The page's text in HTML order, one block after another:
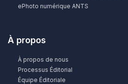
ePhoto numérique ANTS
À propos
À propos de nous
Processus Éditorial
Équipe Éditoriale